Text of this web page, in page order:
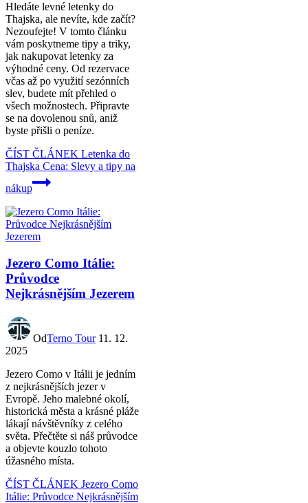
Hledáte levné letenky do
Thajska, ale nevíte, kde začít?
Nezoufejte! V tomto článku
vám poskytneme tipy a triky,
jak nakupovat letenky za
výhodné ceny. Od rezervace
včas až po využití sezónních
slev, budete mít přehled o
všech možnostech. Připravte
se na dovolenou snů, aniž
byste přišli o peníze.
ČÍST ČLÁNEK Letenka do
Thajska Cena: Slevy a tipy na
nákup
Jezero Como Itálie:
Průvodce
Nejkrásnějším Jezerem
OdTerno Tour 11. 12.
2025
Jezero Como v Itálii je jedním
z nejkrásnějších jezer v
Evropě. Jeho malebné okolí,
historická města a krásné pláže
lákají návštěvníky z celého
světa. Přečtěte si náš průvodce
a objevte kouzlo tohoto
úžasného místa.
ČÍST ČLÁNEK Jezero Como
Itálie: Průvodce Nejkrásnějším